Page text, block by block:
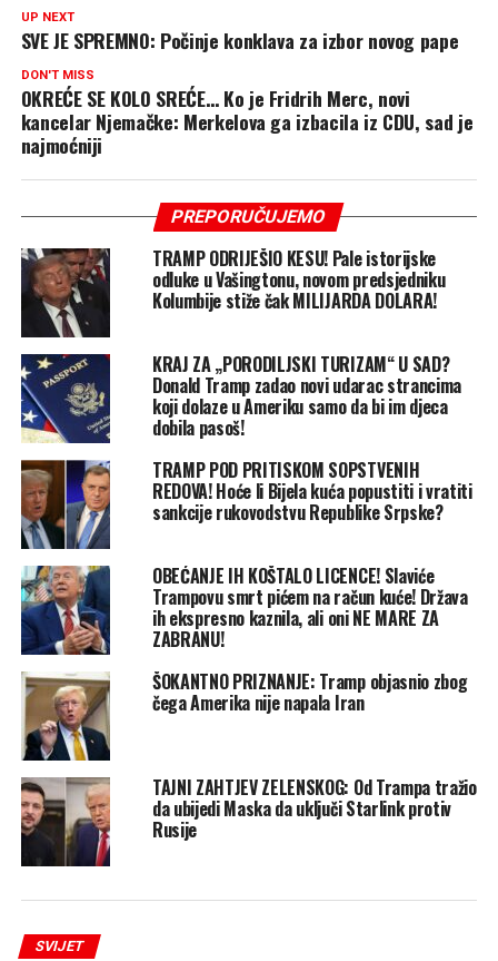
UP NEXT
SVE JE SPREMNO: Počinje konklava za izbor novog pape
DON'T MISS
OKREĆE SE KOLO SREĆE… Ko je Fridrih Merc, novi
kancelar Njemačke: Merkelova ga izbacila iz CDU, sad je
najmoćniji
PREPORUČUJEMO
TRAMP ODRIJEŠIO KESU! Pale istorijske
odluke u Vašingtonu, novom predsjedniku
Kolumbije stiže čak MILIJARDA DOLARA!
KRAJ ZA „PORODILJSKI TURIZAM“ U SAD?
Donald Tramp zadao novi udarac strancima
koji dolaze u Ameriku samo da bi im djeca
dobila pasoš!
TRAMP POD PRITISKOM SOPSTVENIH
REDOVA! Hoće li Bijela kuća popustiti i vratiti
sankcije rukovodstvu Republike Srpske?
OBEĆANJE IH KOŠTALO LICENCE! Slaviće
Trampovu smrt pićem na račun kuće! Država
ih ekspresno kaznila, ali oni NE MARE ZA
ZABRANU!
ŠOKANTNO PRIZNANJE: Tramp objasnio zbog
čega Amerika nije napala Iran
TAJNI ZAHTJEV ZELENSKOG: Od Trampa tražio
da ubijedi Maska da uključi Starlink protiv
Rusije
SVIJET